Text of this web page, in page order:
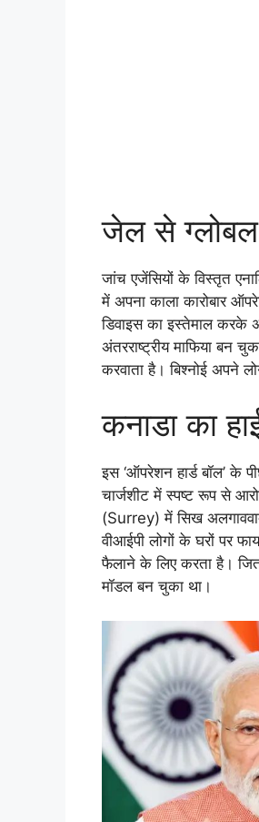
जेल से
जांच एजेंसियों के विस्तृत
में अपना काला कारोबार
डिवाइस का इस्तेमाल करके
अंतरराष्ट्रीय माफिया बन
करवाता है। बिश्नोई अपने
कनाडा का
इस ‘ऑपरेशन हार्ड बॉल’ के
चार्जशीट में स्पष्ट रूप से
(Surrey) में सिख
वीआईपी लोगों के घरों पर
फैलाने के लिए करता है।
मॉडल बन चुका था।